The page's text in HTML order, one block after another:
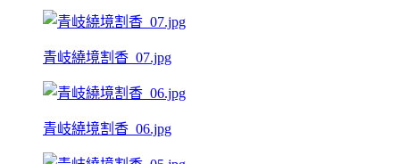
青岐繞境割香_07.jpg
青岐繞境割香_06.jpg